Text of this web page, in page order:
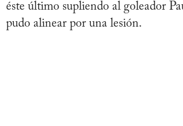
éste último supliendo al goleador
pudo alinear por una lesión.